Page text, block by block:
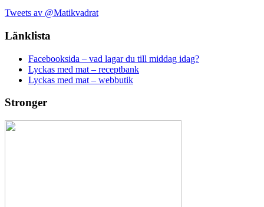
Tweets av @Matikvadrat
Länklista
Facebooksida – vad lagar du till middag idag?
Lyckas med mat – receptbank
Lyckas med mat – webbutik
Stronger